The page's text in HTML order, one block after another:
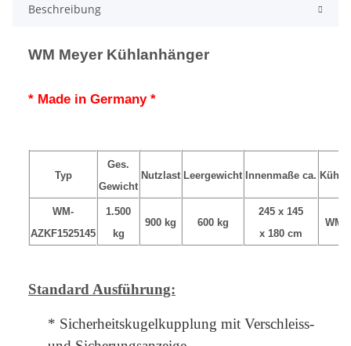
Beschreibung
WM Meyer Kühlanhänger
* Made in Germany *
Typ
Ges.
Gewicht
Nutzlast Leergewicht Innenmaße ca.
WM-
AZKF1525145
1.500
kg
900 kg 600 kg
245 x 145
x 180 cm
Standard Ausführung:
* Sicherheitskugelkupplung mit Verschleiss-